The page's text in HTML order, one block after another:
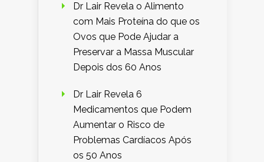
Dr Lair Revela o Alimento
com Mais Proteína do que os
Ovos que Pode Ajudar a
Preservar a Massa Muscular
Depois dos 60 Anos
Dr Lair Revela 6
Medicamentos que Podem
Aumentar o Risco de
Problemas Cardíacos Após
os 50 Anos